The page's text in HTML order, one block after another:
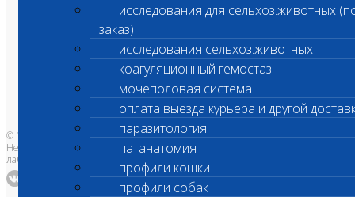
исследования для сельхоз.животных
заказ)
исследования сельхоз.животных
коагуляционный гемостаз
мочеполовая система
оплата выезда курьера и другой
паразитология
патанатомия
профили кошки
профили собак
О лаборатории
Анализы и цены
Ветеринарные центры
Владельцам
Врачам и клиникам
Бланки лаборатории
Банк донорской крови
Адреса лабораторий
© 1996-2026
Независимая ветеринарная
лаборатория Шанс Био